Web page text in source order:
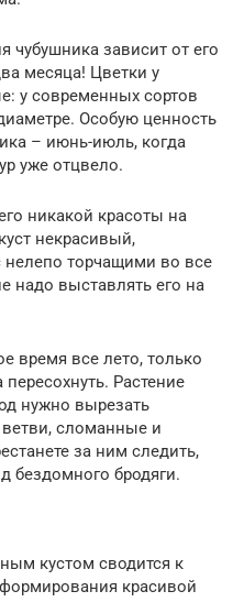
чубушника зависит от его
месяца! Цветки у
у современных сортов
Особую ценность
– июнь-июль, когда
уже отцвело.
никакой красоты на
некрасивый,
нелепо торчащими во все
надо выставлять его на
время все лето, только
Растение
нужно вырезать
сломанные и
за ним следить,
бездомного бродяги.
кустом сводится к
красивой